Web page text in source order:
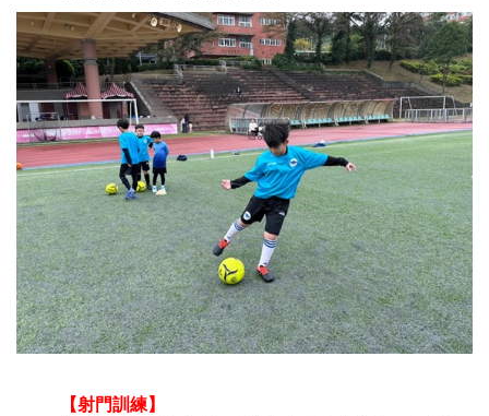
【射門訓練】